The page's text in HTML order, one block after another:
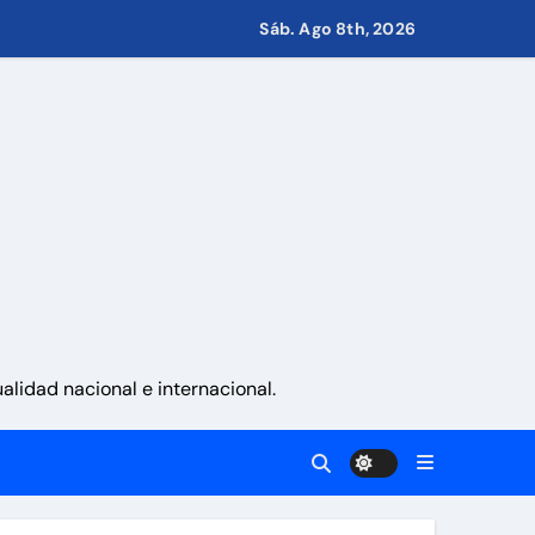
Condominio
propuestas desde las comunidades
a las familias de Venezuela
Sáb. Ago 8th, 2026
nacional e internacional.